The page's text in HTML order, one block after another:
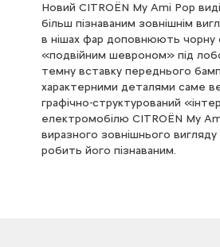
Новий CITROЁN My Ami Pop
більш пізнаваним зовнішнім
в нішах фар доповнюють чорну
«подвійним шевроном» під
темну вставку переднього
характерними деталями саме
графічно-структурований
електромобілю CITROЁN My
виразного зовнішнього
робить його пізнаваним.